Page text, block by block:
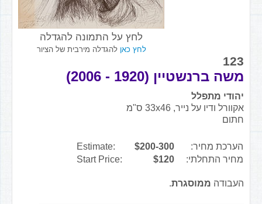
לחץ על התמונה להגדלה
לחץ כאן להגדלה מירבית של הציור
123
משה ברנשטיין (1920 - 2006)
יהודי מתפלל
אקוורל ודיו על נייר, 33x46 ס"מ
חתום
הערכת מחיר: $200-300
Estimate:
מחיר התחלתי:
$120
Start Price:
העבודה ממוסגרת.